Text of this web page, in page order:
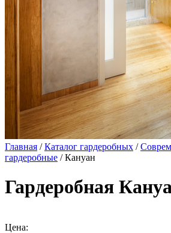
Главная /Каталог гардеробных /
гардеробные / Кануан
Гардеробная
Цена: